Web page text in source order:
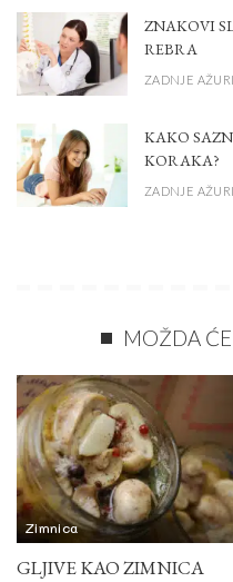
ZNAKOVI
REBRA
ZADNJE
KAKO
KORAKA?
ZADNJE
MOŽDA
Zimnica
GLJIVE KAO ZIMNICA